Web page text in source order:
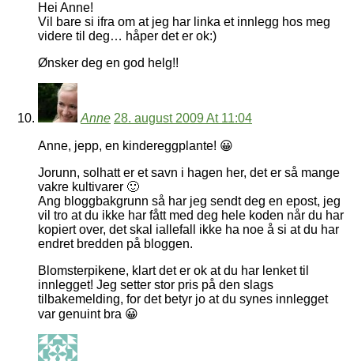
Hei Anne!
Vil bare si ifra om at jeg har linka et innlegg hos meg
videre til deg… håper det er ok:)
Ønsker deg en god helg!!
Anne 28. august 2009 At 11:04
Anne, jepp, en kindereggplante! 😀
Jorunn, solhatt er et savn i hagen her, det er så mange
vakre kultivarer 🙂
Ang bloggbakgrunn så har jeg sendt deg en epost, jeg
vil tro at du ikke har fått med deg hele koden når du har
kopiert over, det skal iallefall ikke ha noe å si at du har
endret bredden på bloggen.
Blomsterpikene, klart det er ok at du har lenket til
innlegget! Jeg setter stor pris på den slags
tilbakemelding, for det betyr jo at du synes innlegget
var genuint bra 😀